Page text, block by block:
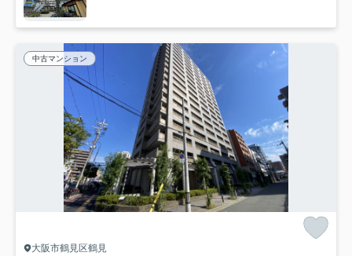
中古マンション
大阪市鶴見区鶴見